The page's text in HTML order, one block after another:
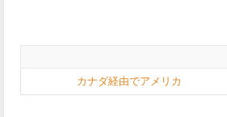
カナダ経由でアメリカ